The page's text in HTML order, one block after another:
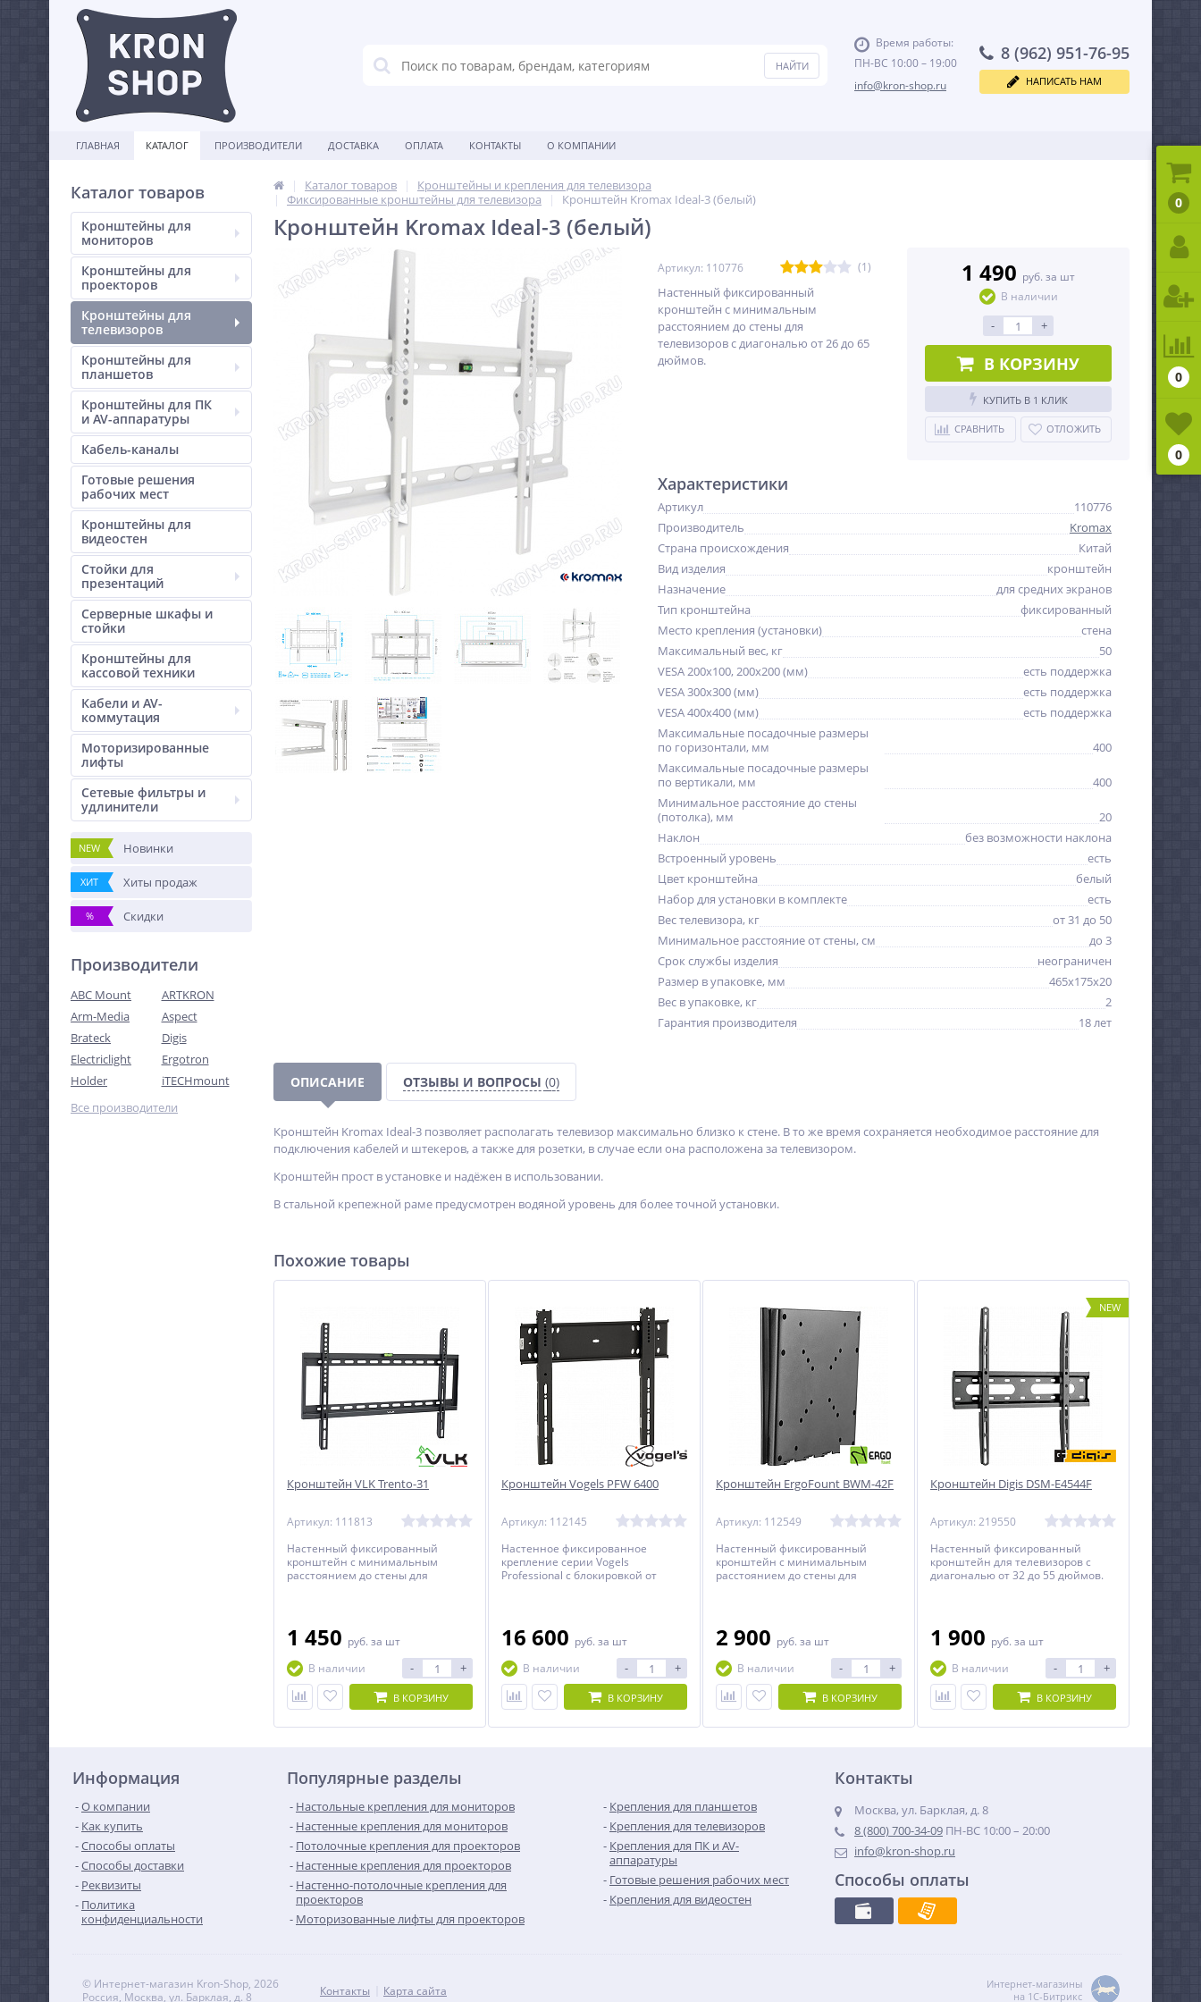
Время работы:
ПН-ВС 10:00 – 19:00
info@kron-shop.ru
8 (962) 951-76-95
НАПИСАТЬ НАМ
ГЛАВНАЯ КАТАЛОГ ПРОИЗВОДИТЕЛИ ДОСТАВКА ОПЛАТА КОНТАКТЫ О КОМПАНИИ
Каталог товаров
Кронштейны для
мониторов
Кронштейны для
проекторов
Кронштейны для
телевизоров
Кронштейны для
планшетов
Кронштейны для ПК
и AV-аппаратуры
Кабель-каналы
Готовые решения
рабочих мест
Кронштейны для
видеостен
Стойки для
презентаций
Серверные шкафы и
стойки
Кронштейны для
кассовой техники
Кабели и AV-
коммутация
Моторизированные
лифты
Сетевые фильтры и
удлинители
NEW Новинки
ХИТ Хиты продаж
% Скидки
Производители
ABC Mount
ARTKRON
Arm-Media
Aspect
Brateck
Digis
Electriclight
Ergotron
Holder
iTECHmount
Все производители
Каталог товаров
Кронштейны и крепления для телевизора
Фиксированные кронштейны для телевизора
Кронштейн Kromax Ideal-3 (белый)
Кронштейн Kromax Ideal-3 (белый)
Артикул: 110776 (1)
Настенный фиксированный
кронштейн с минимальным
расстоянием до стены для
телевизоров с диагональю от 26 до 65
дюймов.
1 490 руб. за шт
В наличии
- +
В КОРЗИНУ
КУПИТЬ В 1 КЛИК
СРАВНИТЬ ОТЛОЖИТЬ
Характеристики
Артикул
110776
Производитель
Kromax
Страна происхождения
Китай
Вид изделия
кронштейн
Назначение
для средних экранов
Тип кронштейна
фиксированный
Место крепления (установки)
стена
Максимальный вес, кг
50
VESA 200x100, 200x200 (мм)
есть поддержка
VESA 300x300 (мм)
есть поддержка
VESA 400x400 (мм)
есть поддержка
Максимальные посадочные размеры
по горизонтали, мм
400
Максимальные посадочные размеры
по вертикали, мм
400
Минимальное расстояние до стены
(потолка), мм
20
Наклон
без возможности наклона
Встроенный уровень
есть
Цвет кронштейна
белый
Набор для установки в комплекте
есть
Вес телевизора, кг
от 31 до 50
Минимальное расстояние от стены, см
до 3
Срок службы изделия
неограничен
Размер в упаковке, мм
465x175x20
Вес в упаковке, кг
2
Гарантия производителя
18 лет
ОПИСАНИЕ ОТЗЫВЫ И ВОПРОСЫ (0)
Кронштейн Kromax Ideal-3 позволяет располагать телевизор максимально близко к стене. В то же время сохраняется необходимое расстояние для
подключения кабелей и штекеров, а также для розетки, в случае если она расположена за телевизором.
Кронштейн прост в установке и надёжен в использовании.
В стальной крепежной раме предусмотрен водяной уровень для более точной установки.
Похожие товары
Кронштейн VLK Trento-31
Артикул: 111813
Настенный фиксированный
кронштейн с минимальным
расстоянием до стены для
1 450 руб. за шт
В наличии
- +
В КОРЗИНУ
Кронштейн Vogels PFW 6400
Артикул: 112145
Настенное фиксированное
крепление серии Vogels
Professional с блокировкой от
16 600 руб. за шт
В наличии
- +
В КОРЗИНУ
Кронштейн ErgoFount BWM-42F
Артикул: 112549
Настенный фиксированный
кронштейн с минимальным
расстоянием до стены для
2 900 руб. за шт
В наличии
- +
В КОРЗИНУ
NEW
Кронштейн Digis DSM-E4544F
Артикул: 219550
Настенный фиксированный
кронштейн для телевизоров с
диагональю от 32 до 55 дюймов.
1 900 руб. за шт
В наличии
- +
В КОРЗИНУ
Информация
О компании
Как купить
Способы оплаты
Способы доставки
Реквизиты
Политика
конфиденциальности
Популярные разделы
Настольные крепления для мониторов
Настенные крепления для мониторов
Потолочные крепления для проекторов
Настенные крепления для проекторов
Настенно-потолочные крепления для
проекторов
Моторизованные лифты для проекторов
Крепления для планшетов
Крепления для телевизоров
Крепления для ПК и AV-
аппаратуры
Готовые решения рабочих мест
Крепления для видеостен
Контакты
Москва, ул. Барклая, д. 8
8 (800) 700-34-09 ПН-ВС 10:00 – 20:00
info@kron-shop.ru
Способы оплаты
© Интернет-магазин Kron-Shop, 2026
Россия, Москва, ул. Барклая, д. 8
Контакты Карта сайта
Интернет-магазины
на 1С-Битрикс
0
0
0